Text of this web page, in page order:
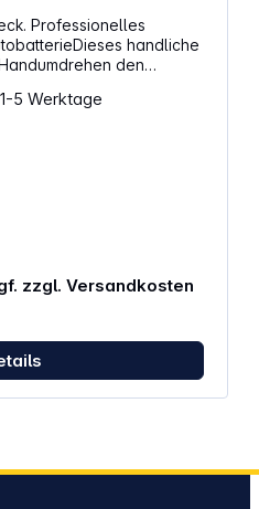
Professionelles
handliche
den
sowie die Batterie-
und
Klemmen
oder Verpolen ist
nicht möglich.
zuverlässige Diagnose
Ladestromsteuerung,
damit der
Starten seines Wagens
kann dem
5 Werktage
zzgl. Versandkosten